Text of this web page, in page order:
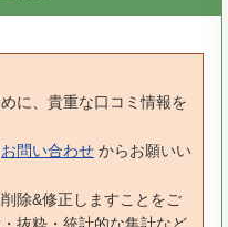
に、貴重な口コミ情報を
お問い合わせ からお願いい
除&修正しますことをご